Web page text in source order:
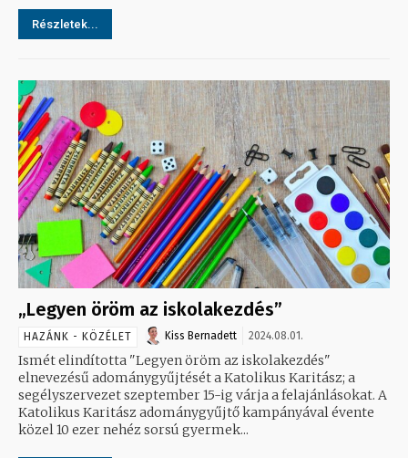
Részletek...
„Legyen öröm az iskolakezdés”
HAZÁNK - KÖZÉLET Kiss Bernadett 2024.08.01.
Ismét elindította "Legyen öröm az iskolakezdés"
elnevezésű adománygyűjtését a Katolikus Karitász; a
segélyszervezet szeptember 15-ig várja a felajánlásokat. A
Katolikus Karitász adománygyűjtő kampányával évente
közel 10 ezer nehéz sorsú gyermek...